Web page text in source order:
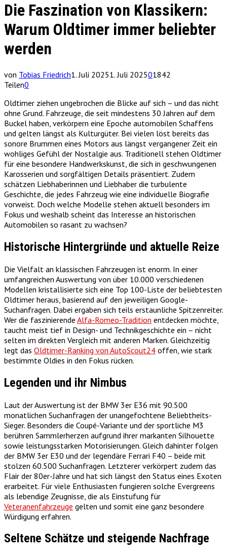
Die Faszination von Klassikern:
Warum Oldtimer immer beliebter
werden
von Tobias Friedrich1. Juli 20251. Juli 202501842
Teilen0
Oldtimer ziehen ungebrochen die Blicke auf sich – und das nicht
ohne Grund. Fahrzeuge, die seit mindestens 30 Jahren auf dem
Buckel haben, verkörpern eine Epoche automobilen Schaffens
und gelten längst als Kulturgüter. Bei vielen löst bereits das
sonore Brummen eines Motors aus längst vergangener Zeit ein
wohliges Gefühl der Nostalgie aus. Traditionell stehen Oldtimer
für eine besondere Handwerkskunst, die sich in geschwungenen
Karosserien und sorgfältigen Details präsentiert. Zudem
schätzen Liebhaberinnen und Liebhaber die turbulente
Geschichte, die jedes Fahrzeug wie eine individuelle Biografie
vorweist. Doch welche Modelle stehen aktuell besonders im
Fokus und weshalb scheint das Interesse an historischen
Automobilen so rasant zu wachsen?
Historische Hintergründe und aktuelle Reize
Die Vielfalt an klassischen Fahrzeugen ist enorm. In einer
umfangreichen Auswertung von über 10.000 verschiedenen
Modellen kristallisierte sich eine Top 100-Liste der beliebtesten
Oldtimer heraus, basierend auf den jeweiligen Google-
Suchanfragen. Dabei ergaben sich teils erstaunliche Spitzenreiter.
Wer die faszinierende Alfa-Romeo-Tradition entdecken möchte,
taucht meist tief in Design- und Technikgeschichte ein – nicht
selten im direkten Vergleich mit anderen Marken. Gleichzeitig
legt das Oldtimer-Ranking von AutoScout24 offen, wie stark
bestimmte Oldies in den Fokus rücken.
Legenden und ihr Nimbus
Laut der Auswertung ist der BMW 3er E36 mit 90.500
monatlichen Suchanfragen der unangefochtene Beliebtheits-
Sieger. Besonders die Coupé-Variante und der sportliche M3
berühren Sammlerherzen aufgrund ihrer markanten Silhouette
sowie leistungsstarken Motorisierungen. Gleich dahinter folgen
der BMW 3er E30 und der legendäre Ferrari F40 – beide mit
stolzen 60.500 Suchanfragen. Letzterer verkörpert zudem das
Flair der 80er-Jahre und hat sich längst den Status eines Exoten
erarbeitet. Für viele Enthusiasten fungieren solche Evergreens
als lebendige Zeugnisse, die als Einstufung für
Veteranenfahrzeuge gelten und somit eine ganz besondere
Würdigung erfahren.
Seltene Schätze und steigende Nachfrage